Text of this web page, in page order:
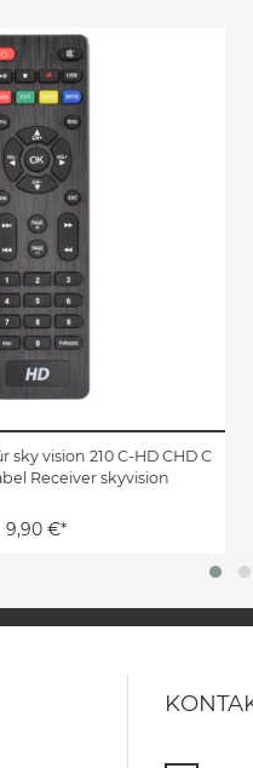
vision 210 C-HD CHD C
Receiver skyvision
9,90 €*